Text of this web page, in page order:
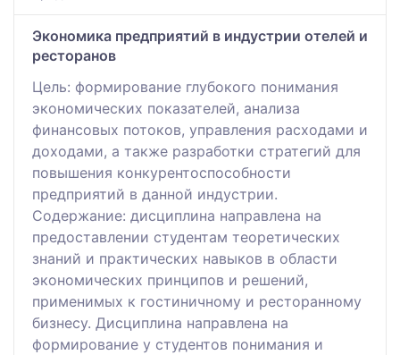
Экономика предприятий в индустрии отелей и
ресторанов
Цель: формирование глубокого понимания
экономических показателей, анализа
финансовых потоков, управления расходами и
доходами, а также разработки стратегий для
повышения конкурентоспособности
предприятий в данной индустрии.
Содержание: дисциплина направлена на
предоставлении студентам теоретических
знаний и практических навыков в области
экономических принципов и решений,
применимых к гостиничному и ресторанному
бизнесу. Дисциплина направлена на
формирование у студентов понимания и